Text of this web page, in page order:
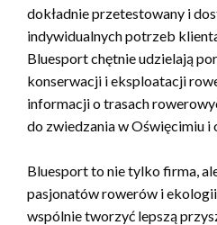
dokładnie przetestowany i
indywidualnych potrzeb
Bluesport chętnie udzielają
konserwacji i eksploatacji
informacji o trasach
do zwiedzania w Oświęcimiu i
Bluesport to nie tylko firma,
pasjonatów rowerów i
wspólnie tworzyć lepszą